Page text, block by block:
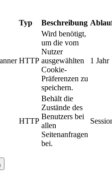
Typ Beschreibung
HTTP
Wird benötigt,
um die vom
Nutzer
ausgewählten
Cookie-
Präferenzen zu
speichern.
1 Jahr
HTTP
Behält die
Zustände des
Benutzers bei
allen
Seitenanfragen
bei.